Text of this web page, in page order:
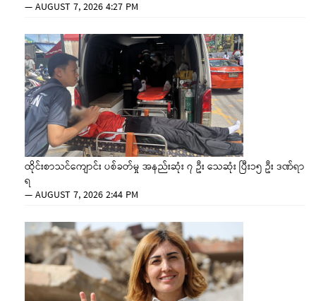
—AUGUST 7, 2026 4:27 PM
ထိုင်းစာသင်ကျောင်း ပစ်ခတ်မှု အနည်းဆုံး ၇ ဦး သေဆုံး ပြီး၁၅ ဦး ဒဏ်ရာ
ရ
—AUGUST 7, 2026 2:44 PM